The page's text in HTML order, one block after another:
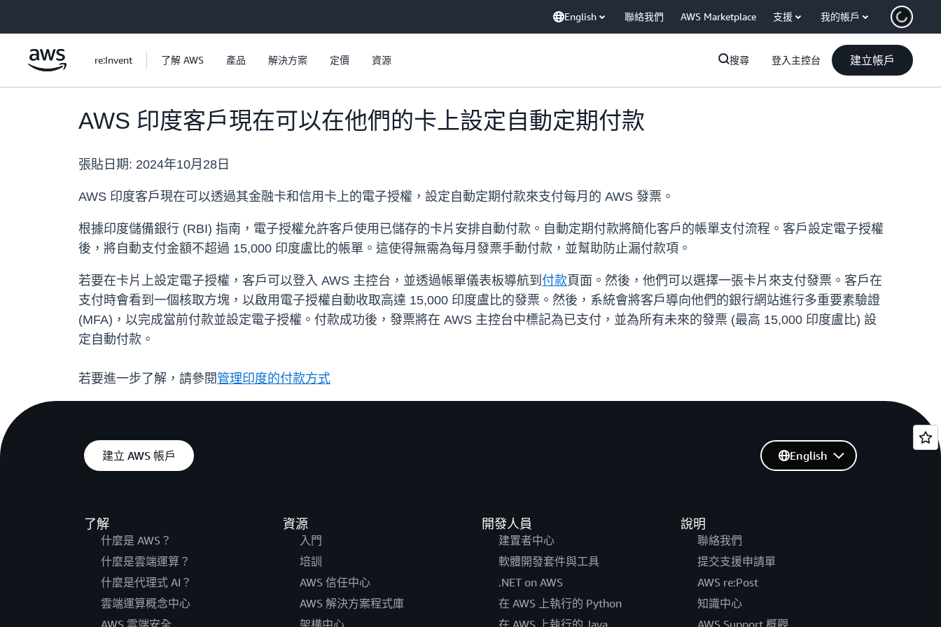
English 聯絡我們 AWS Marketplace 支援 我的帳戶
re:Invent 了解 AWS 產品 解決方案 定價 資源 搜尋 登入主控台 建立帳戶
AWS 印度客戶現在可以在他們的卡上設定自動定期付款
張貼日期: 2024年10月28日
AWS 印度客戶現在可以透過其金融卡和信用卡上的電子授權，設定自動定期付款來支付每月的 AWS 發票。
根據印度儲備銀行 (RBI) 指南，電子授權允許客戶使用已儲存的卡片安排自動付款。自動定期付款將簡化客戶的帳單支付流程。客戶設定電子授權
後，將自動支付金額不超過 15,000 印度盧比的帳單。這使得無需為每月發票手動付款，並幫助防止漏付款項。
若要在卡片上設定電子授權，客戶可以登入 AWS 主控台，並透過帳單儀表板導航到 付款 頁面。然後，他們可以選擇一張卡片來支付發票。客戶在
支付時會看到一個核取方塊，以啟用電子授權自動收取高達 15,000 印度盧比的發票。然後，系統會將客戶導向他們的銀行網站進行多重要素驗證
(MFA)，以完成當前付款並設定電子授權。付款成功後，發票將在 AWS 主控台中標記為已支付，並為所有未來的發票 (最高 15,000 印度盧比) 設
定自動付款。
若要進一步了解，請參閱管理印度的付款方式
建立 AWS 帳戶
了解
什麼是 AWS？
什麼是雲端運算？
什麼是代理式 AI？
雲端運算概念中心
資源
入門
培訓
AWS 信任中心
AWS 解決方案程式庫
開發人員
建置者中心
軟體開發套件與工具
.NET on AWS
在 AWS 上執行的 Python
說明
聯絡我們
提交支援申請單
AWS re:Post
知識中心
English